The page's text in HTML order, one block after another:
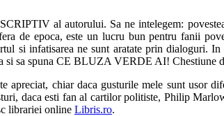
al autorului. Sa ne intelegem:
de epoca, este un lucru bun pentru fanii
si infatisarea ne sunt aratate prin
sa spuna CE BLUZA VERDE AI! Chestiune
apreciat, chiar daca gusturile mele sunt
daca esti fan al cartilor politiste, Philip
librariei online Libris.ro.